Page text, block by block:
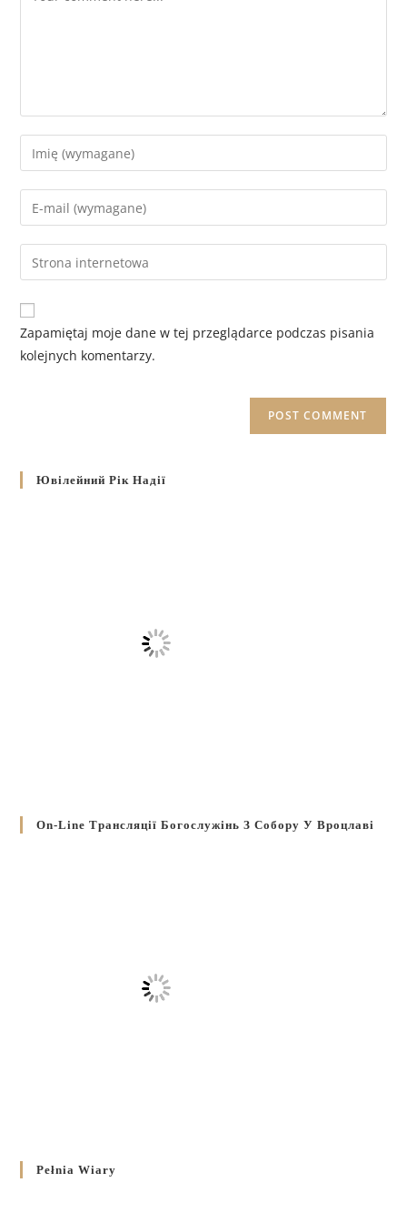
Zapamiętaj moje dane w tej przeglądarce podczas pisania
kolejnych komentarzy.
Ювілейний Рік Надії
On-Line Трансляції Богослужінь З Собору У Вроцлаві
Pełnia Wiary